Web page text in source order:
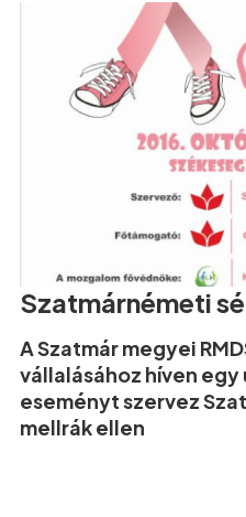
Szatmárnémeti
A Szatmár megyei
vállalásához híven
eseményt szervez
mellrák ellen